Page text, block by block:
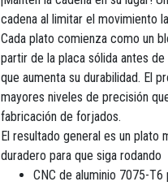
cadena al limitar el movimiento
Cada plato comienza como un
partir de la placa sólida antes
que aumenta su durabilidad. El
mayores niveles de precisión
fabricación de forjados.
El resultado general es un plato
duradero para que siga rodando
CNC de aluminio 7075-T6